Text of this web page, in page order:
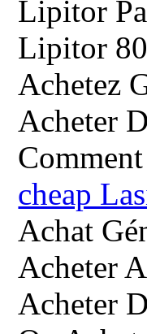
Lipitor
Lipitor
Achetez
Acheter
cheap
Achat
Acheter
Acheter